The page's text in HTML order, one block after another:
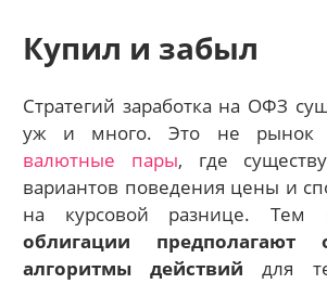
Купил и забыл
Стратегий заработка на ОФЗ
уж и много. Это не рынок
валютные пары, где
вариантов поведения цены и
на курсовой разнице.
облигации предполагают
алгоритмы действий для